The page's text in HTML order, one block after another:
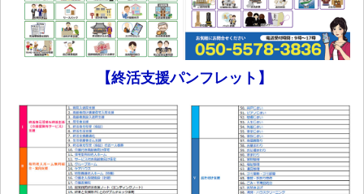
【終活支援パンフレット】